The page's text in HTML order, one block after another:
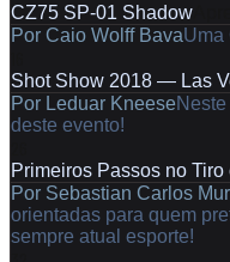
CZ75 SP-01 Shadow
Por Caio Wolff BavaUma
Shot Show 2018 — Las
Por Leduar Kneese
deste evento!
Primeiros Passos no Tiro
Por Sebastian Carlos
orientadas para quem
sempre atual esporte!